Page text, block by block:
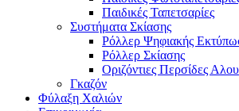
Παιδικές Ταπετσαρίες
Συστήματα Σκίασης
Ρόλλερ Ψηφιακής
Ρόλλερ Σκίασης
Οριζόντιες Περσίδες
Γκαζόν
Φύλαξη Χαλιών